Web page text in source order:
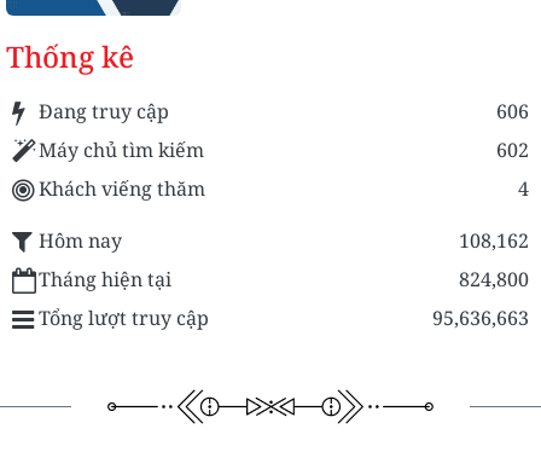
Thống kê
Đang truy cập
606
Máy chủ tìm kiếm
602
Khách viếng thăm
4
Hôm nay
108,162
Tháng hiện tại
824,800
Tổng lượt truy cập
95,636,663